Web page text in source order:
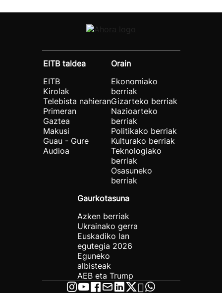
EITB taldea
EITB
Kirolak
Telebista nahieran
Primeran
Gaztea
Makusi
Guau - Gure
Audioa
Orain
Ekonomiako
berriak
Gizarteko berriak
Nazioarteko
berriak
Politikako berriak
Kulturako berriak
Teknologiako
berriak
Osasuneko
berriak
Gaurkotasuna
Azken berriak
Ukrainako gerra
Euskadiko lan
egutegia 2026
Eguneko
albisteak
AEB eta Trump